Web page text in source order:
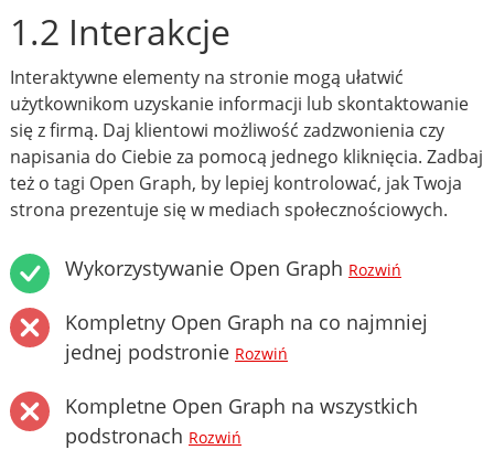
1.2 Interakcje
Interaktywne elementy na stronie mogą ułatwić
użytkownikom uzyskanie informacji lub skontaktowanie
się z firmą. Daj klientowi możliwość zadzwonienia czy
napisania do Ciebie za pomocą jednego kliknięcia. Zadbaj
też o tagi Open Graph, by lepiej kontrolować, jak Twoja
strona prezentuje się w mediach społecznościowych.
Wykorzystywanie Open Graph Rozwiń
Kompletny Open Graph na co najmniej
jednej podstronie Rozwiń
Kompletne Open Graph na wszystkich
podstronach Rozwiń